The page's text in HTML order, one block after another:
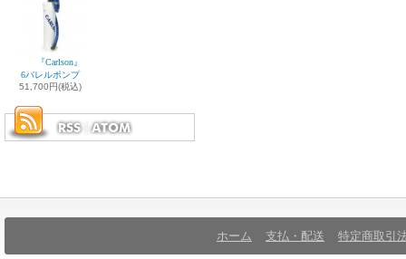
『Carlson』
6バレルポンプ
51,700円(税込)
ホーム 支払・配送 特定商取引